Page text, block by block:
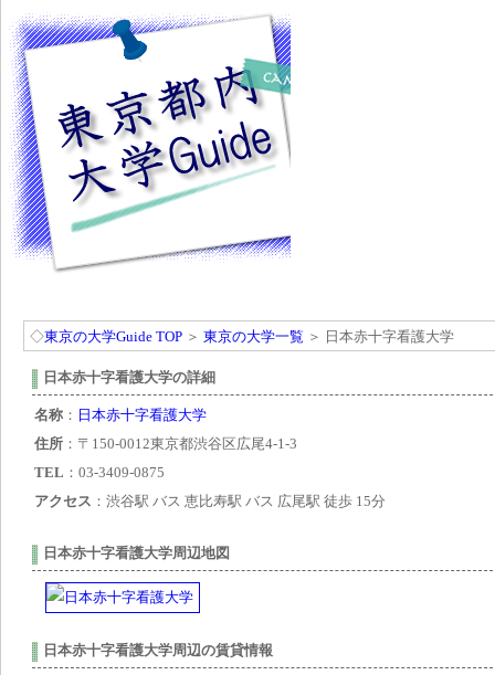
◇東京の大学Guide TOP ＞ 東京の大学一覧 ＞ 日本赤十字看護大学
日本赤十字看護大学の詳細
名称 ： 日本赤十字看護大学
住所 ：〒150-0012東京都渋谷区広尾4-1-3
TEL ：03-3409-0875
アクセス ：渋谷駅 バス 恵比寿駅 バス 広尾駅 徒歩 15分
日本赤十字看護大学周辺地図
日本赤十字看護大学周辺の賃貸情報